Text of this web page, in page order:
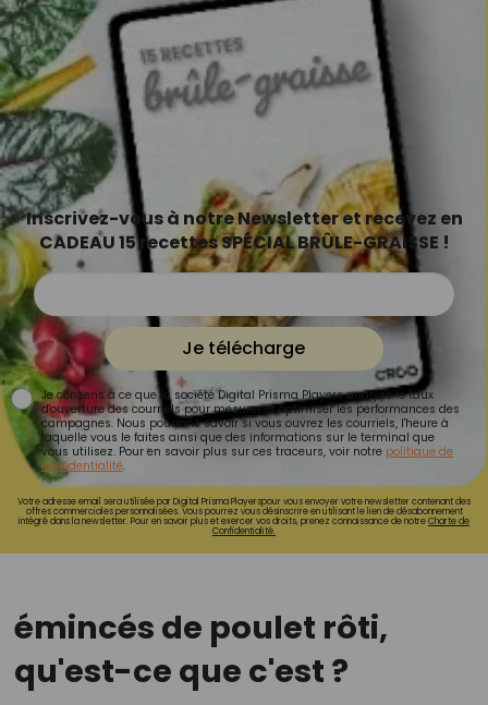
Inscrivez-vous à notre Newsletter et recevez en
CADEAU 15 recettes SPÉCIAL BRÛLE-GRAISSE !
Je télécharge
Je consens à ce que la société Digital Prisma Players analyse le taux
d'ouverture des courriels pour mesurer et optimiser les performances des
campagnes. Nous pourrons savoir si vous ouvrez les courriels, l'heure à
laquelle vous le faites ainsi que des informations sur le terminal que
vous utilisez. Pour en savoir plus sur ces traceurs, voir notre politique de
confidentialité.
Votre adresse email sera utilisée par Digital Prisma Playerspour vous envoyer votre newsletter contenant des
offres commerciales personnalisées. Vous pourrez vous désinscrire en utilisant le lien de désabonnement
intégré dans la newsletter. Pour en savoir plus et exercer vos droits, prenez connaissance de notreCharte de
Confidentialité.
émincés de poulet rôti,
qu'est-ce que c'est ?